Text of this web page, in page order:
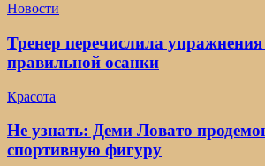
Новости
Тренер перечислила упражнения
правильной осанки
Красота
Не узнать: Деми Ловато
спортивную фигуру